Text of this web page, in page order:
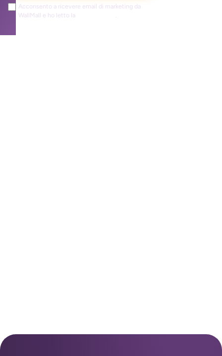
Acconsento a ricevere email di marketing da
WallMall e ho letto la
.